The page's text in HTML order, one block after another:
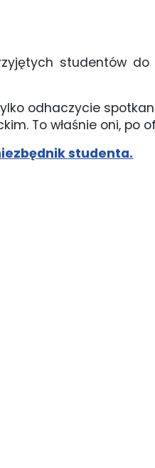
studentów
odhaczycie
To właśnie oni,
studenta.